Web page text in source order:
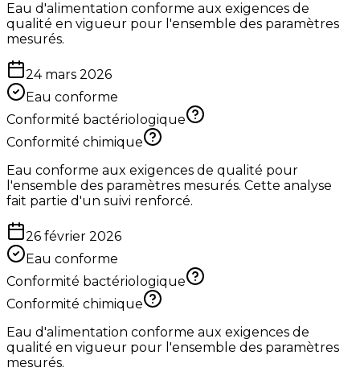
Eau d'alimentation conforme aux exigences de
qualité en vigueur pour l'ensemble des paramètres
mesurés.
24 mars 2026
Eau conforme
Conformité bactériologique
Conformité chimique
Eau conforme aux exigences de qualité pour
l'ensemble des paramètres mesurés. Cette analyse
fait partie d'un suivi renforcé.
26 février 2026
Eau conforme
Conformité bactériologique
Conformité chimique
Eau d'alimentation conforme aux exigences de
qualité en vigueur pour l'ensemble des paramètres
mesurés.